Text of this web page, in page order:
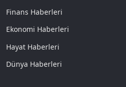
Finans Haberleri
Ekonomi Haberleri
Hayat Haberleri
Dünya Haberleri